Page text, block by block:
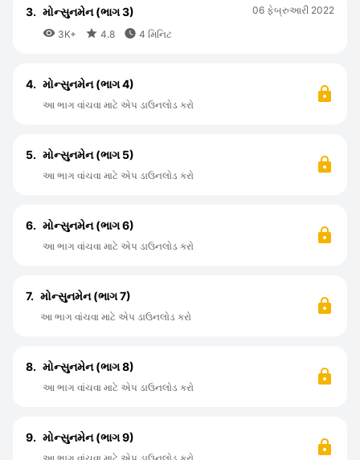
3. મોન્સુનમેન (ભાગ 3)
 3K+  4.8  4 મિનિટ
06 ફેબ્રુઆરી 2022
4. મોન્સુનમેન (ભાગ 4)
આ ભાગ વાંચવા માટે એપ ડાઉનલોડ કરો
5. મોન્સુનમેન (ભાગ 5)
આ ભાગ વાંચવા માટે એપ ડાઉનલોડ કરો
6. મોન્સુનમેન (ભાગ 6)
આ ભાગ વાંચવા માટે એપ ડાઉનલોડ કરો
7. મોન્સુનમેન (ભાગ 7)
આ ભાગ વાંચવા માટે એપ ડાઉનલોડ કરો
8. મોન્સુનમેન (ભાગ 8)
આ ભાગ વાંચવા માટે એપ ડાઉનલોડ કરો
9. મોન્સુનમેન (ભાગ 9)